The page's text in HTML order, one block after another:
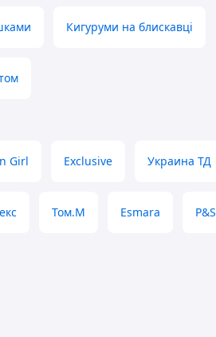
Кигуруми на блискавці
Girl Exclusive Украина ТД
Том.М Esmara P&S